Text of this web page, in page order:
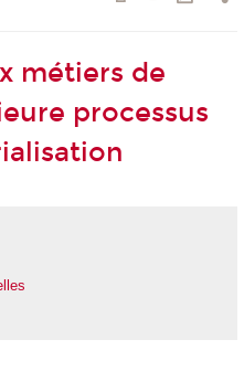
métiers de
processus